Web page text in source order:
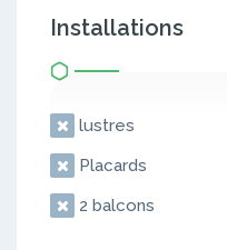
Installations
lustres
Placards
2 balcons